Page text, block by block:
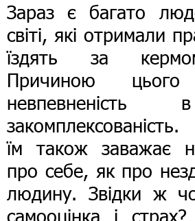
Зараз є багато
світі, які отримали
їздять за
Причиною
їм також заважає
про себе, як про
людину. Звідки ж
самооцінка і